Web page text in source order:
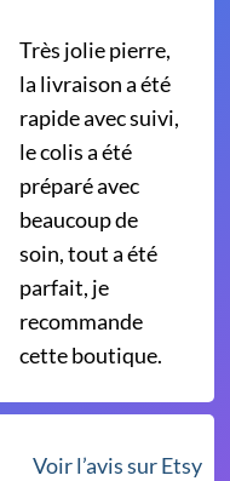
Très jolie pierre,
la livraison a été
rapide avec suivi,
le colis a été
préparé avec
beaucoup de
soin, tout a été
parfait, je
recommande
cette boutique.
Voir l’avis sur Etsy